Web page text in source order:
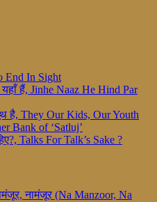
End In Sight
यहाँ हैं, Jinhe Naaz He Hind Par
है, They Our Kids, Our Youth
Bank of ‘Satluj’
Talks For Talk’s Sake ?
नामंजूर (Na Manzoor, Na